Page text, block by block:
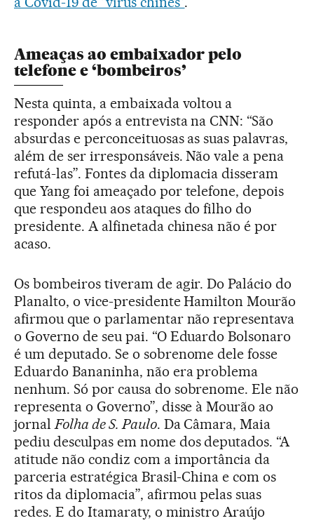
Ameaças ao embaixador pelo
telefone e ‘bombeiros’
Nesta quinta, a embaixada voltou a
responder após a entrevista na CNN: “São
absurdas e perconceituosas as suas palavras,
além de ser irresponsáveis. Não vale a pena
refutá-las”. Fontes da diplomacia disseram
que Yang foi ameaçado por telefone, depois
que respondeu aos ataques do filho do
presidente. A alfinetada chinesa não é por
acaso.
Os bombeiros tiveram de agir. Do Palácio do
Planalto, o vice-presidente Hamilton Mourão
afirmou que o parlamentar não representava
o Governo de seu pai. “O Eduardo Bolsonaro
é um deputado. Se o sobrenome dele fosse
Eduardo Bananinha, não era problema
nenhum. Só por causa do sobrenome. Ele não
representa o Governo”, disse à Mourão ao
jornalFolha de S. Paulo. Da Câmara, Maia
pediu desculpas em nome dos deputados. “A
atitude não condiz com a importância da
parceria estratégica Brasil-China e com os
ritos da diplomacia”, afirmou pelas suas
redes. E do Itamaraty, o ministro Araújo